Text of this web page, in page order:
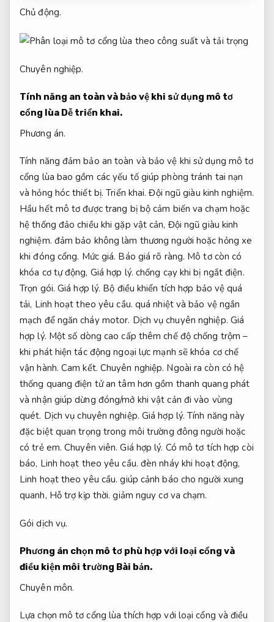
Chủ động.
Chuyên nghiệp.
Tính năng an toàn và bảo vệ khi sử dụng mô tơ
cổng lùa Dễ triển khai.
Phương án.
Tính năng đảm bảo an toàn và bảo vệ khi sử dụng mô tơ
cổng lùa bao gồm các yếu tố giúp phòng tránh tai nạn
và hỏng hóc thiết bị.Triển khai. Đội ngũ giàu kinh nghiệm.
Hầu hết mô tơ được trang bị bộ cảm biến va chạm hoặc
hệ thống đảo chiều khi gặp vật cản, Đội ngũ giàu kinh
nghiệm. đảm bảo không làm thương người hoặc hỏng xe
khi đóng cổng. Mức giá. Báo giá rõ ràng. Mô tơ còn có
khóa cơ tự động, Giá hợp lý. chống cạy khi bị ngắt điện.
Trọn gói. Giá hợp lý. Bộ điều khiển tích hợp bảo vệ quá
tải, Linh hoạt theo yêu cầu. quá nhiệt và bảo vệ ngắn
mạch để ngăn cháy motor. Dịch vụ chuyên nghiệp. Giá
hợp lý. Một số dòng cao cấp thêm chế độ chống trộm –
khi phát hiện tác động ngoại lực mạnh sẽ khóa cơ chế
vận hành. Cam kết. Chuyên nghiệp. Ngoài ra còn có hệ
thống quang điện tử an tâm hơn gồm thanh quang phát
và nhận giúp dừng đóng/mở khi vật cản đi vào vùng
quét. Dịch vụ chuyên nghiệp. Giá hợp lý. Tính năng này
đặc biệt quan trọng trong môi trường đông người hoặc
có trẻ em.Chuyên viên. Giá hợp lý. Có mô tơ tích hợp còi
báo, Linh hoạt theo yêu cầu. đèn nháy khi hoạt động,
Linh hoạt theo yêu cầu. giúp cảnh báo cho người xung
quanh, Hỗ trợ kịp thời. giảm nguy cơ va chạm.
Gói dịch vụ.
Phương án chọn mô tơ phù hợp với loại cổng và
điều kiện môi trường Bài bản.
Chuyên môn.
Lựa chọn mô tơ cổng lùa thích hợp với loại cổng và điều